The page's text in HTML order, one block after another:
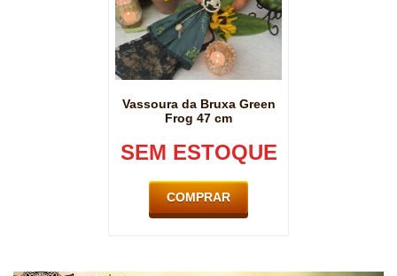
Vassoura da Bruxa Green
Frog 47 cm
SEM ESTOQUE
COMPRAR